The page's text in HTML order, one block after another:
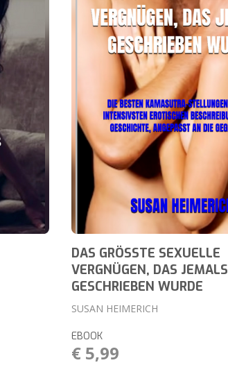
DAS GRÖSSTE SEXUELLE
VERGNÜGEN, DAS JEMALS
GESCHRIEBEN WURDE
SUSAN HEIMERICH
EBOOK
€ 5,99